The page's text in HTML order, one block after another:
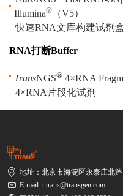
Illumina® （V5）
快速RNA文库构建试剂
RNA打断Buffer
TransNGS® 4×RNA
4×RNA片段化试剂
地址：北京市海淀区永泰庄北
E-mail：trans@transgen.com